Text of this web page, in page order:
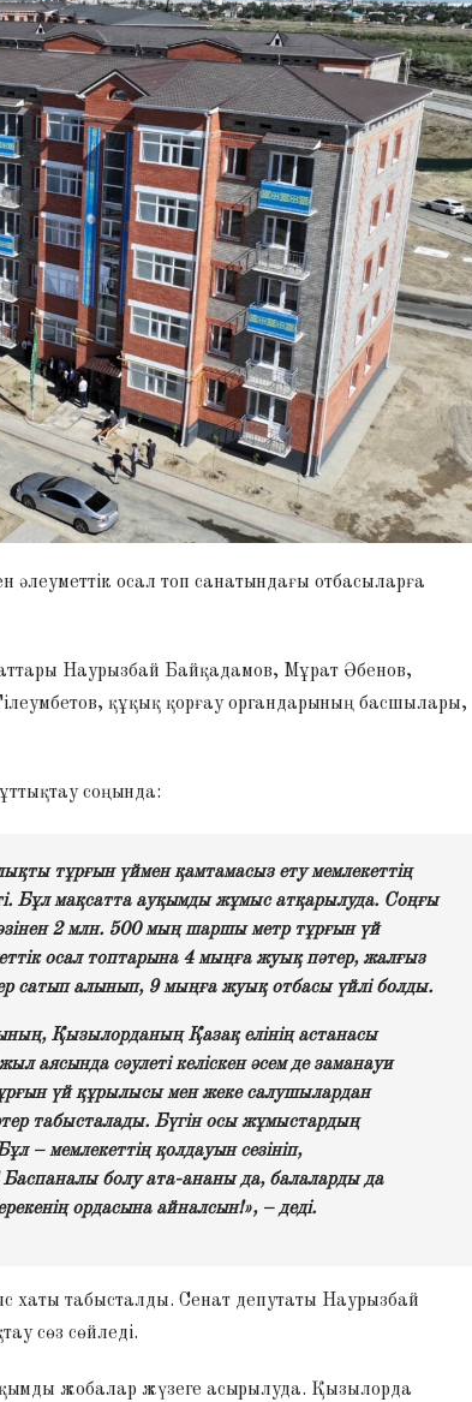
осал топ санатындағы отбасыларға
Наурызбай Байқадамов, Мұрат Әбенов,
құқық қорғау органдарының басшылары,
соңында:
тұрғын үймен қамтамасыз ету мемлекеттің
Бұл мақсатта ауқымды жұмыс атқарылуда. Соңғы
2 млн. 500 мың шаршы метр тұрғын үй
осал топтарына 4 мыңға жуық пәтер, жалғыз
сатып алынып, 9 мыңға жуық отбасы үйлі болды.
Қызылорданың Қазақ елінің астанасы
аясында сәулеті келіскен әсем де заманауи
үй құрылысы мен жеке салушылардан
табысталады. Бүгін осы жұмыстардың
– мемлекеттің қолдауын сезініп,
Баспаналы болу ата-ананы да, балаларды да
ордасына айналсын!», – деді.
хаты табысталды. Сенат депутаты Наурызбай
сөз сөйледі.
жобалар жүзеге асырылуда. Қызылорда